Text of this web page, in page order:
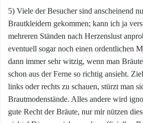
5) Viele der Besucher sind anscheinend
Brautkleidern gekommen; kann ich ja
mehreren Ständen nach Herzenslust
eventuell sogar noch einen ordentlichen
dann immer sehr witzig, wenn man
schon aus der Ferne so richtig ansieht.
links oder rechts zu schauen, stürzt man
Brautmodenstände. Alles andere wird
gute Recht der Bräute, nur mir nützen